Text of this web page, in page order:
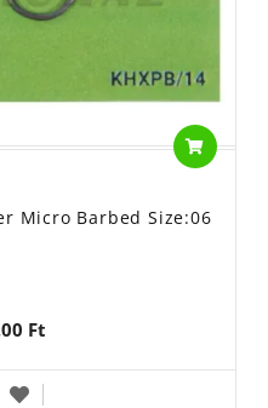
Micro Barbed Size:06
Ft